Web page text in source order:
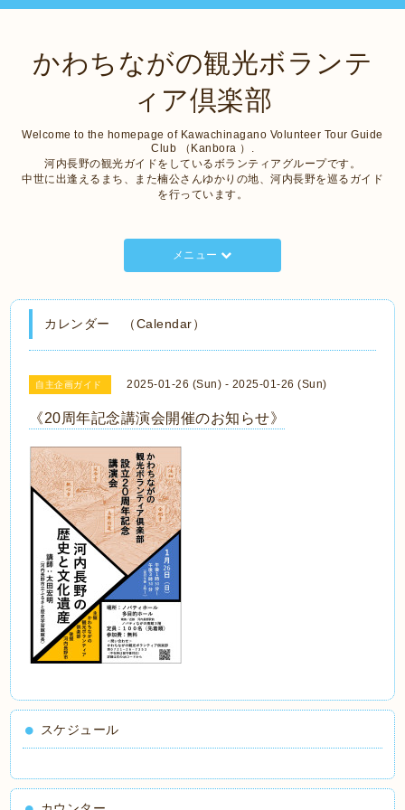
かわちながの観光ボランテ
ィア倶楽部
Welcome to the homepage of Kawachinagano Volunteer Tour Guide
Club （Kanbora ）.
河内長野の観光ガイドをしているボランティアグループです。
中世に出逢えるまち、また楠公さんゆかりの地、河内長野を巡るガイド
を行っています。
メニュー
カレンダー （Calendar）
自主企画ガイド 2025-01-26 (Sun) - 2025-01-26 (Sun)
《20周年記念講演会開催のお知らせ》
スケジュール